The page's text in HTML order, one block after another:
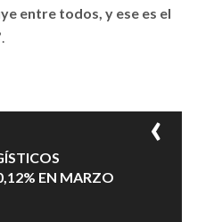
entre todos, y ese es el
.
EN MARZO